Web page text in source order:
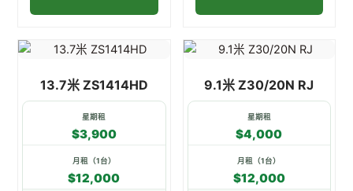
13.7米 ZS1414HD
星期租
$3,900
月租（1台）
$12,000
此
品
有
多
種
款
式。
9.1米 Z30/20N RJ
星期租
$4,000
月租（1台）
$12,000
此
品
有
多
種
款
式。